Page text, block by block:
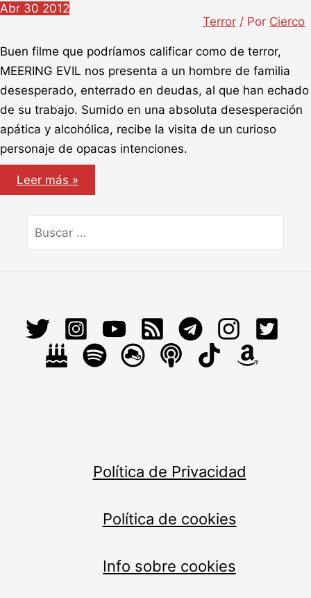
Abr 30 2012
Terror / Por Cierco
Buen filme que podríamos calificar como de terror,
MEERING EVIL nos presenta a un hombre de familia
desesperado, enterrado en deudas, al que han echado
de su trabajo. Sumido en una absoluta desesperación
apática y alcohólica, recibe la visita de un curioso
personaje de opacas intenciones.
Meeting
Evil
Leer más »
por:
Política de Privacidad
Política de cookies
Info sobre cookies